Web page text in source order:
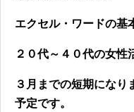
エクセル・ワードの基
２０代～４０代の女性
３月までの短期にな
予定です。